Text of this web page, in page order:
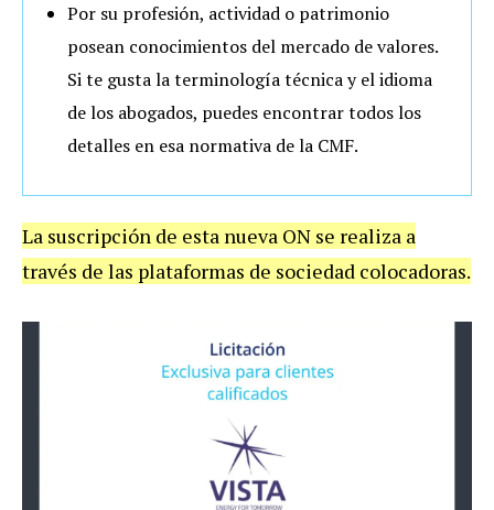
Por su profesión, actividad o patrimonio
posean conocimientos del mercado de valores.
Si te gusta la terminología técnica y el idioma
de los abogados, puedes encontrar todos los
detalles en esa normativa de la CMF.
La suscripción de esta nueva ON se realiza a
través de las plataformas de sociedad colocadoras.